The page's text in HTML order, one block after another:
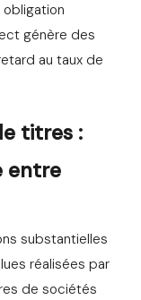
génère des
au taux de
titres :
entre
substantielles
réalisées par
de sociétés